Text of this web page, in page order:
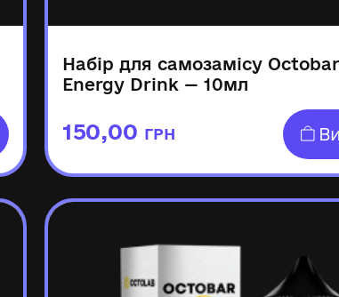
Набір для самозамісу
Energy Drink — 10мл
150,00 ГРН